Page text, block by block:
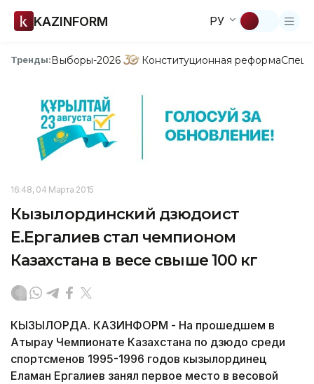
KAZINFORM РУ
Тренды:Выборы-2026 Конституционная реформа
16:48, 04 Марта 2015
Кызылординский дзюдоист
Е.Ергалиев стал чемпионом
Казахстана в весе свыше 100 кг
КЫЗЫЛОРДА. КАЗИНФОРМ - На прошедшем в
Атырау Чемпионате Казахстана по дзюдо среди
спортсменов 1995-1996 годов кызылординец
Еламан Ергалиев занял первое место в весовой